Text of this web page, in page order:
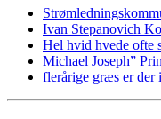
Ivan Stepanovich
Hel hvid hvede ofte
Michael Joseph”
flerårige græs er der